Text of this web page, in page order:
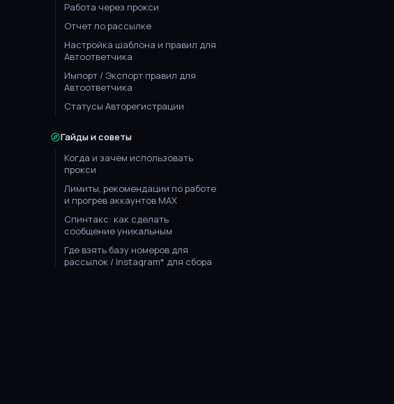
Работа через прокси
Отчет по рассылке
Настройка шаблона и правил для
Автоответчика
Импорт / Экспорт правил для
Автоответчика
Статусы Авторегистрации
Гайды и советы
Когда и зачем использовать
прокси
Лимиты, рекомендации по работе
и прогрев аккаунтов MAX
Спинтакс: как сделать
сообщение уникальным
Где взять базу номеров для
рассылок / Instagram* для сбора